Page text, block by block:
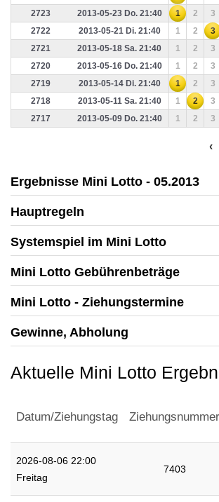
2723
2013-05-23 Do. 21:40 1 2 3
2722
2013-05-21 Di. 21:40 1 2 3
2721
2013-05-18 Sa. 21:40 1 2 3
2720
2013-05-16 Do. 21:40 1 2 3
2719
2013-05-14 Di. 21:40 1 2 3
2718
2013-05-11 Sa. 21:40 1 2 3
2717
2013-05-09 Do. 21:40 1 2 3
‹
Ergebnisse Mini Lotto - 05.2013
Hauptregeln
Systemspiel im Mini Lotto
Mini Lotto Gebührenbeträge
Mini Lotto - Ziehungstermine
Gewinne, Abholung
Aktuelle Mini Lotto
Datum/Ziehungstag Ziehungsnummer
2026-08-06 22:00
Freitag
7403